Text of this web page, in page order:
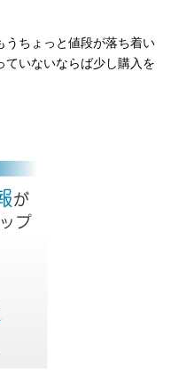
うちょっと値段が落ち着い
ていないならば少し購入を